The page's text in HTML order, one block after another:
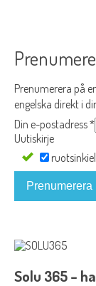
Prenumerera på
engelska direkt i
Din e-postadress*
Uutiskirje
Prenumerera
Solu 365 –